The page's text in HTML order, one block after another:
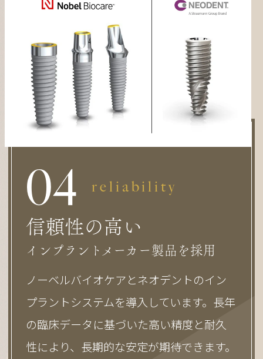
04 reliability
信頼性の高い
インプラントメーカー製品を採用
ノーベルバイオケアとネオデントのイン
プラントシステムを導入しています。長年
の臨床データに基づいた高い精度と耐久
性により、長期的な安定が期待できます。